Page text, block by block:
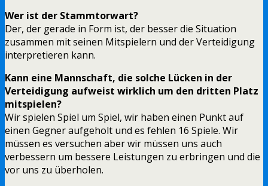
Wer ist der Stammtorwart?
Der, der gerade in Form ist, der besser die Situation
zusammen mit seinen Mitspielern und der Verteidigung
interpretieren kann.
Kann eine Mannschaft, die solche Lücken in der
Verteidigung aufweist wirklich um den dritten Platz
mitspielen?
Wir spielen Spiel um Spiel, wir haben einen Punkt auf
einen Gegner aufgeholt und es fehlen 16 Spiele. Wir
müssen es versuchen aber wir müssen uns auch
verbessern um bessere Leistungen zu erbringen und die
vor uns zu überholen.